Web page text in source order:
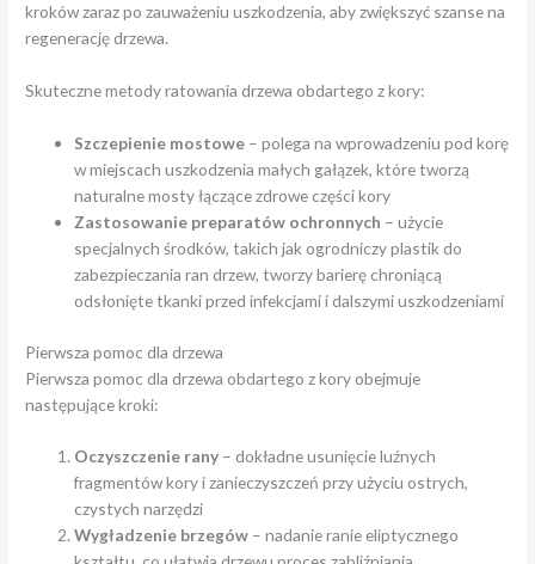
kroków zaraz po zauważeniu uszkodzenia, aby zwiększyć szanse na
regenerację drzewa.
Skuteczne metody ratowania drzewa obdartego z kory:
Szczepienie mostowe – polega na wprowadzeniu pod korę
w miejscach uszkodzenia małych gałązek, które tworzą
naturalne mosty łączące zdrowe części kory
Zastosowanie preparatów ochronnych – użycie
specjalnych środków, takich jak ogrodniczy plastik do
zabezpieczania ran drzew, tworzy barierę chroniącą
odsłonięte tkanki przed infekcjami i dalszymi uszkodzeniami
Pierwsza pomoc dla drzewa
Pierwsza pomoc dla drzewa obdartego z kory obejmuje
następujące kroki:
Oczyszczenie rany – dokładne usunięcie luźnych
fragmentów kory i zanieczyszczeń przy użyciu ostrych,
czystych narzędzi
Wygładzenie brzegów – nadanie ranie eliptycznego